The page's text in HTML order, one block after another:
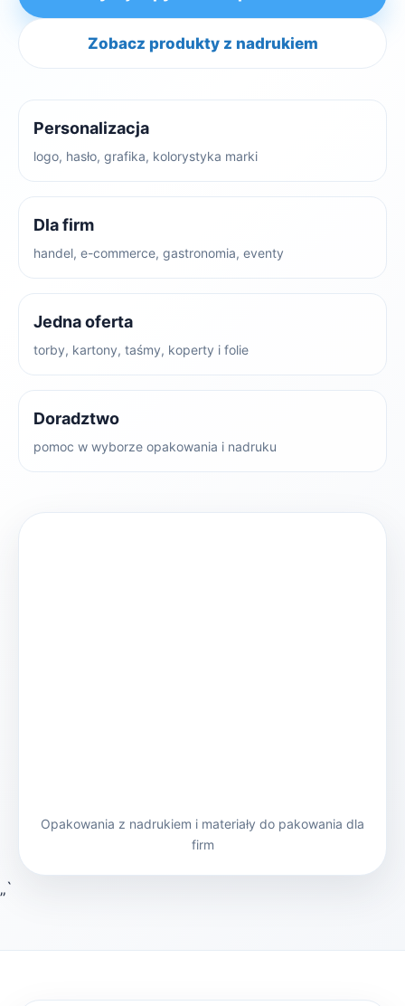
Zobacz produkty z nadrukiem
Personalizacja
logo, hasło, grafika, kolorystyka marki
Dla firm
handel, e-commerce, gastronomia, eventy
Jedna oferta
torby, kartony, taśmy, koperty i folie
Doradztwo
pomoc w wyborze opakowania i nadruku
Opakowania z nadrukiem i materiały do pakowania dla
firm
„`